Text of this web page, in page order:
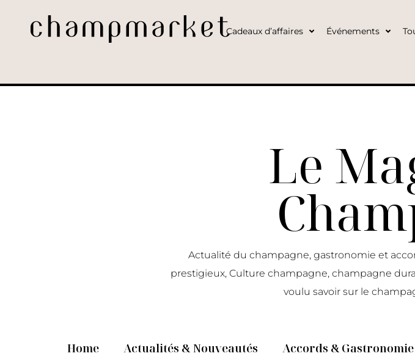
Cadeaux d’affaires Événements
Le
Actualité du champagne, gastronomie et
prestigieux, Culture champagne, champagne
voulu savoir sur le
Home Actualités & Nouveautés Accords & Gastronomie